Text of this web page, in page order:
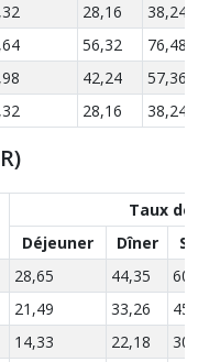
28,16
38,24
56,32
76,48
42,24
57,36
28,16 38,24
Taux
Déjeuner
Dîner
28,65 44,35
21,49 33,26
14,33 22,18